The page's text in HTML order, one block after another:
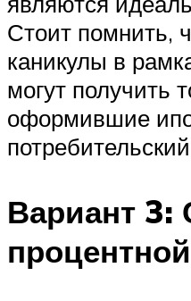
Стоит помнить,
каникулы в
могут получить
оформившие
Вариант 3: